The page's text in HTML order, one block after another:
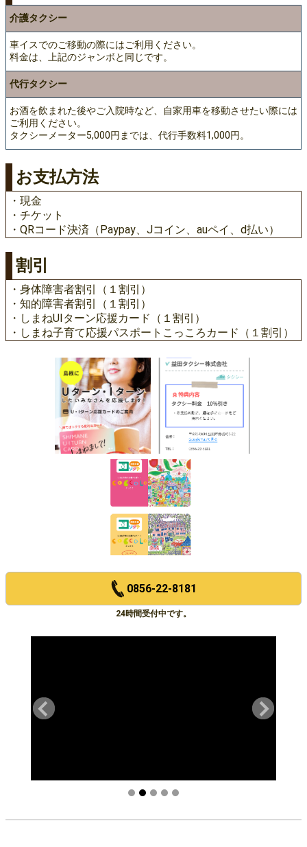
介護タクシー
車イスでのご移動の際にはご利用ください。
料金は、上記のジャンボと同じです。
代行タクシー
お酒を飲まれた後やご入院時など、自家用車を移動させたい際には
ご利用ください。
タクシーメーター5,000円までは、代行手数料1,000円。
お支払方法
・現金
・チケット
・QRコード決済（Paypay、Jコイン、auペイ、d払い）
割引
・身体障害者割引（１割引）
・知的障害者割引（１割引）
・しまねUIターン応援カード（１割引）
・しまね子育て応援パスポートこっころカード（１割引）
0856-22-8181
24時間受付中です。